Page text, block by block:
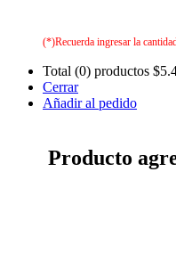
(*)Recuerda ingresar la
Total (0) productos
Cerrar
Añadir al pedido
Producto